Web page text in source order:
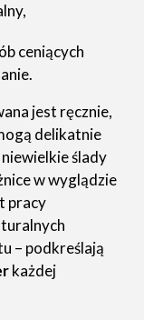
ceniących
jest ręcznie,
delikatnie
ślady
w wyglądzie
pracy
– podkreślają
każdej